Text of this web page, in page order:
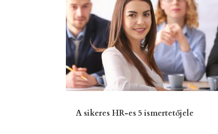
A sikeres HR-es 5 ismertetőjele